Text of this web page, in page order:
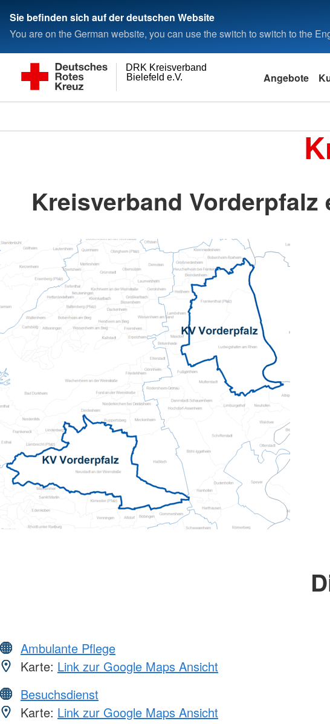
Sie befinden sich auf der deutschen Website
You are on the German website, you can use the switch to switch to the
Bielefeld e.V.
DRK Kreisverband
Angebote
Kreisverband Vorderpfalz
Ambulante Pflege
Karte: Link zur Google Maps Ansicht
Besuchsdienst
Karte: Link zur Google Maps Ansicht